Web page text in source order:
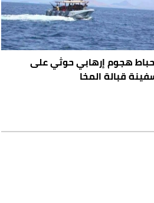
هجوم إرهابي حوثي على
قبالة المخا